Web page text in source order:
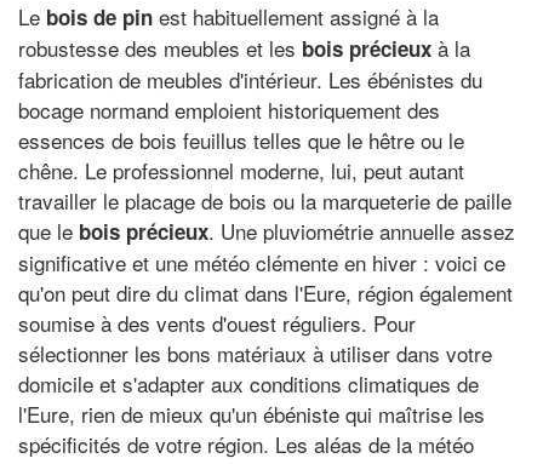
Le bois de pin est habituellement assigné à la
robustesse des meubles et les bois précieux à la
fabrication de meubles d'intérieur. Les ébénistes du
bocage normand emploient historiquement des
essences de bois feuillus telles que le hêtre ou le
chêne. Le professionnel moderne, lui, peut autant
travailler le placage de bois ou la marqueterie de paille
que le bois précieux. Une pluviométrie annuelle assez
significative et une météo clémente en hiver : voici ce
qu'on peut dire du climat dans l'Eure, région également
soumise à des vents d'ouest réguliers. Pour
sélectionner les bons matériaux à utiliser dans votre
domicile et s'adapter aux conditions climatiques de
l'Eure, rien de mieux qu'un ébéniste qui maîtrise les
spécificités de votre région. Les aléas de la météo